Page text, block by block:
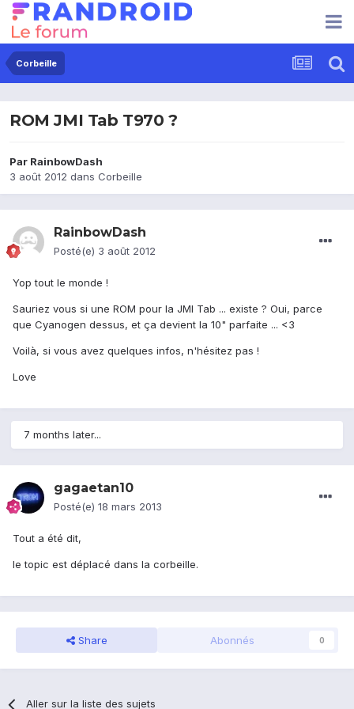
Corbeille
ROM JMI Tab T970 ?
Par RainbowDash
3 août 2012 dans Corbeille
RainbowDash
Posté(e) 3 août 2012
Yop tout le monde !
Sauriez vous si une ROM pour la JMI Tab ... existe ? Oui, parce
que Cyanogen dessus, et ça devient la 10" parfaite ... <3
Voilà, si vous avez quelques infos, n'hésitez pas !
Love
7 months later...
gagaetan10
Posté(e) 18 mars 2013
Tout a été dit,
le topic est déplacé dans la corbeille.
Share Abonnés 0
Aller sur la liste des sujets